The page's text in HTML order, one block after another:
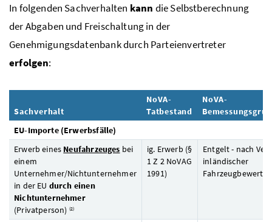
In folgenden Sachverhalten kann die Selbstberechnung
der Abgaben und Freischaltung in der
Genehmigungsdatenbank durch Parteienvertreter
erfolgen:
Sachverhalt
NoVA-
Tatbestand
NoVA-
EU-Importe (Erwerbsfälle)
Erwerb eines Neufahrzeuges bei
einem
Unternehmer/Nichtunternehmer
in der EU durch einen
Nichtunternehmer
(Privatperson) (2)
ig. Erwerb (§
1Z 2 NoVAG
1991)
Entgelt - nach
inländischer